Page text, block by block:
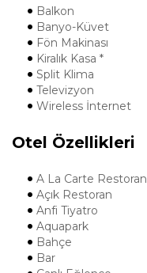
Balkon
Banyo-Küvet
Fön Makinası
Kiralık Kasa *
Split Klima
Televizyon
Wireless İnternet
Otel Özellikleri
A La Carte Restoran
Açık Restoran
Anfi Tiyatro
Aquapark
Bahçe
Bar